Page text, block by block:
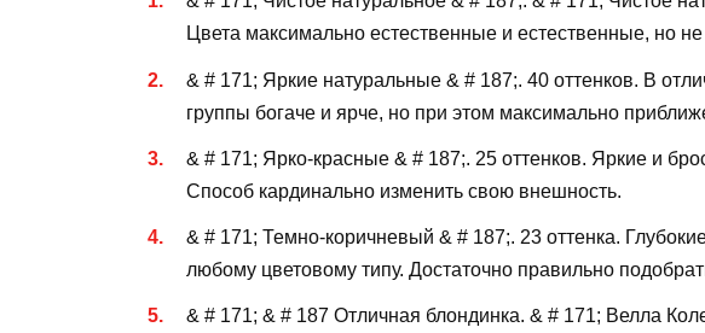
Цвета максимально естественные и естественные, но
& # 171; Яркие натуральные & # 187;. 40 оттенков. В
группы богаче и ярче, но при этом максимально
& # 171; Ярко-красные & # 187;. 25 оттенков. Яркие и
Способ кардинально изменить свою внешность.
& # 171; Темно-коричневый & # 187;. 23 оттенка.
любому цветовому типу. Достаточно правильно
& # 171; & # 187 Отличная блондинка. & # 171; Велла